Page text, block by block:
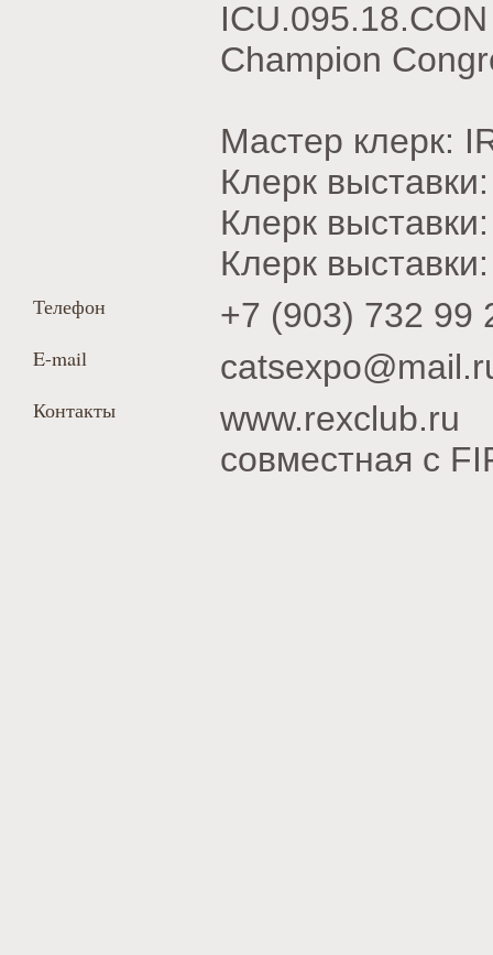
Champion
Мастер клерк:
Клерк
Клерк
Клерк
Телефон +7 (903) 732 99
E-mail
Контакты
www.rexclub.ru
совместная с